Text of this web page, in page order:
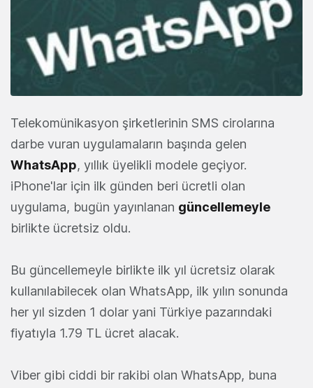
Telekomünikasyon şirketlerinin SMS cirolarına
darbe vuran uygulamaların başında gelen
WhatsApp, yıllık üyelikli modele geçiyor.
iPhone'lar için ilk günden beri ücretli olan
uygulama, bugün yayınlanan güncellemeyle
birlikte ücretsiz oldu.
Bu güncellemeyle birlikte ilk yıl ücretsiz olarak
kullanılabilecek olan WhatsApp, ilk yılın sonunda
her yıl sizden 1 dolar yani Türkiye pazarındaki
fiyatıyla 1.79 TL ücret alacak.
Viber gibi ciddi bir rakibi olan WhatsApp, buna